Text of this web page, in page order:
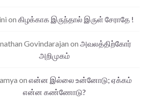
on கிழக்காக இருந்தால் இருள் சேராதே !
Govindarajan on அவலத்திற்கோர்
அறிமுகம்
on என்ன இல்லை உன்னோடு; ஏக்கம்
என்ன கண்ணோடு?